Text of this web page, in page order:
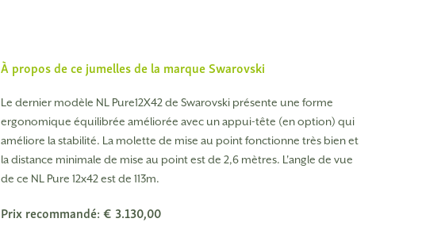
À propos de ce jumelles de la marqueSwarovski
Le dernier modèle NL Pure12X42 de Swarovski présente une forme
ergonomique équilibrée améliorée avec un appui-tête (en option) qui
améliore la stabilité. La molette de mise au point fonctionne très bien et
la distance minimale de mise au point est de 2,6 mètres. L'angle de vue
de ce NL Pure 12x42 est de 113m.
Prix recommandé: € 3.130,00